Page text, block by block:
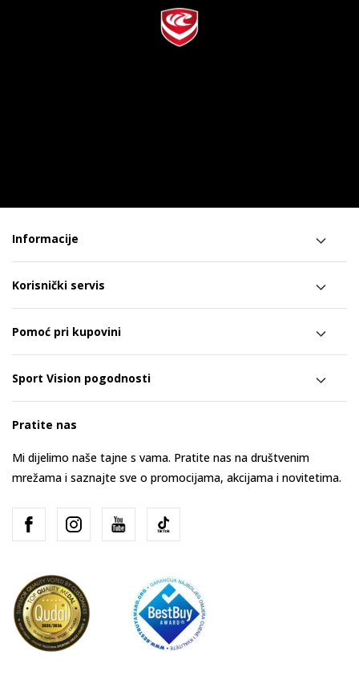
Informacije
Korisnički servis
Pomoć pri kupovini
Sport Vision pogodnosti
Pratite nas
Mi dijelimo naše tajne s vama. Pratite nas na društvenim
mrežama i saznajte sve o promocijama, akcijama i novitetima.